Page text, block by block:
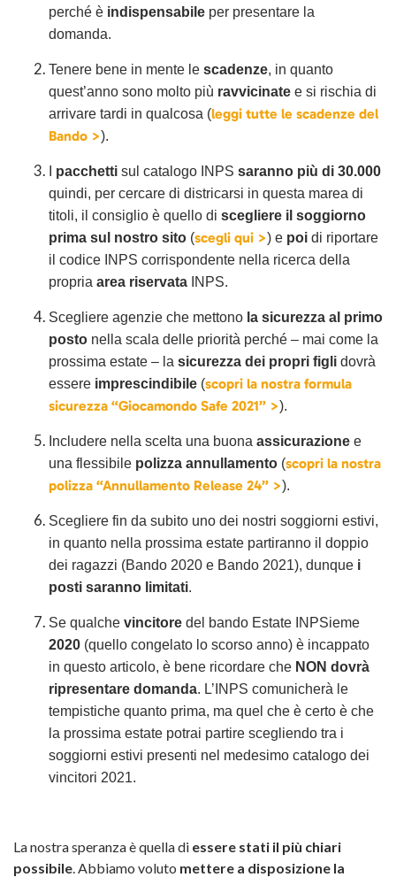
perché è indispensabile per presentare la
domanda.
Tenere bene in mente le scadenze, in quanto
quest’anno sono molto più ravvicinate e si rischia di
arrivare tardi in qualcosa (leggi tutte le scadenze del
Bando >).
pacchetti sul catalogo INPS saranno più di 30.000
quindi, per cercare di districarsi in questa marea di
titoli, il consiglio è quello di scegliere il soggiorno
prima sul nostro sito (scegli qui >) e poi di riportare
il codice INPS corrispondente nella ricerca della
propria area riservata INPS.
Scegliere agenzie che mettono la sicurezza al primo
posto nella scala delle priorità perché – mai come la
prossima estate – la sicurezza dei propri figli dovrà
essere imprescindibile (scopri la nostra formula
sicurezza “Giocamondo Safe 2021” >).
Includere nella scelta una buona assicurazione e
una flessibile polizza annullamento (scopri la nostra
polizza “Annullamento Release 24” >).
Scegliere fin da subito uno dei nostri soggiorni estivi,
in quanto nella prossima estate partiranno il doppio
dei ragazzi (Bando 2020 e Bando 2021), dunque i
posti saranno limitati.
Se qualche vincitore del bando Estate INPSieme
2020 (quello congelato lo scorso anno) è incappato
in questo articolo, è bene ricordare che NON dovrà
ripresentare domanda. L’INPS comunicherà le
tempistiche quanto prima, ma quel che è certo è che
la prossima estate potrai partire scegliendo tra i
soggiorni estivi presenti nel medesimo catalogo dei
vincitori 2021.
La nostra speranza è quella di essere stati il più chiari
possibile Abbiamo voluto mettere a disposizione la